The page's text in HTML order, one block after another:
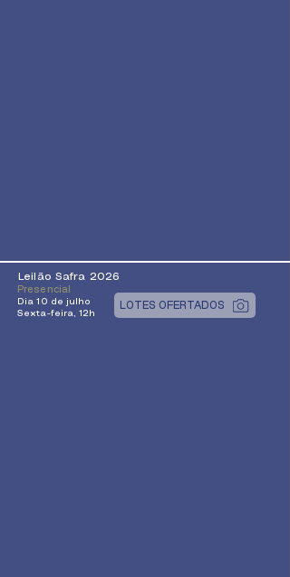
Leilão Safra 2026
Presencial
Dia 10 de julho
Sexta-feira, 12h
LOTES OFERTADOS